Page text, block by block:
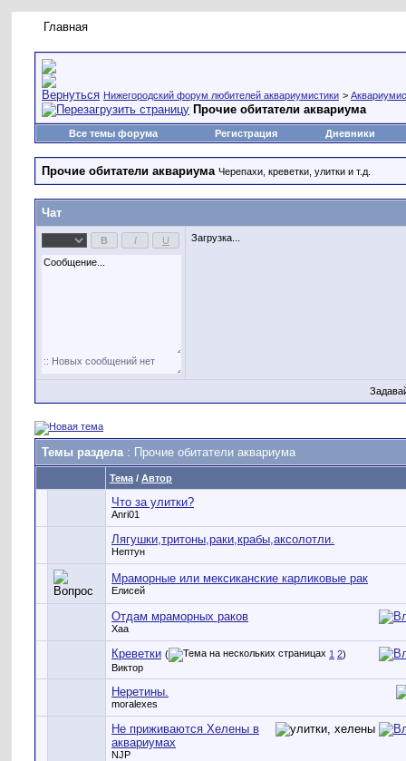
Главная
Нижегородский форум любителей аквариумистики >
Прочие обитатели аквариума
Все темы форума Регистрация Дневники
Прочие обитатели аквариума Черепахи, креветки, улитки и т.д.
Чат
Загрузка...
Темы раздела: Прочие обитатели аквариума
Тема / Автор
Что за улитки?
Anri01
Лягушки,тритоны,раки,крабы,аксолотли.
Нептун
Мраморные или мексиканские карликовые рак
Елисей
Отдам мраморных раков
Xaa
Креветки ( 1 2)
Виктор
Неретины.
moralexes
Не приживаются Хелены в
аквариумах
NJP